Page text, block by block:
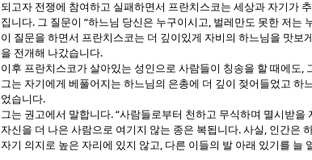
되고자 전쟁에 참여하고 실패하면서 프란치스코는 세상과 자기가
집니다. 그 질문이 “하느님 당신은 누구이시고, 벌레만도 못한 저는
이 질문을 하면서 프란치스코는 더 깊이있게 자비의 하느님을 맛보
을 전개해 나갔습니다.
이후 프란치스코가 살아있는 성인으로 사람들이 칭송을 할 때에도,
그는 자기에게 베풀어지는 하느님의 은총에 더 깊이 젖어들었고
었습니다.
그는 권고에서 말합니다. “사람들로부터 천하고 무식하며 멸시받을
자신을 더 나은 사람으로 여기지 않는 종은 복됩니다. 사실 , 인간은
자기 의지로 높은 자리에 있지 않고, 다른 이들의 발 아래 있기를 늘